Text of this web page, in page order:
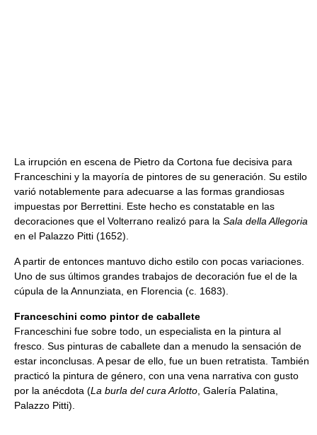
La irrupción en escena de Pietro da Cortona fue decisiva para
Franceschini y la mayoría de pintores de su generación. Su estilo
varió notablemente para adecuarse a las formas grandiosas
impuestas por Berrettini. Este hecho es constatable en las
decoraciones que el Volterrano realizó para la Sala della Allegoria
en el Palazzo Pitti (1652).
A partir de entonces mantuvo dicho estilo con pocas variaciones.
Uno de sus últimos grandes trabajos de decoración fue el de la
cúpula de la Annunziata, en Florencia (c. 1683).
Franceschini como pintor de caballete
Franceschini fue sobre todo, un especialista en la pintura al
fresco. Sus pinturas de caballete dan a menudo la sensación de
estar inconclusas. A pesar de ello, fue un buen retratista. También
practicó la pintura de género, con una vena narrativa con gusto
por la anécdota (La burla del cura Arlotto , Galería Palatina,
Palazzo Pitti).